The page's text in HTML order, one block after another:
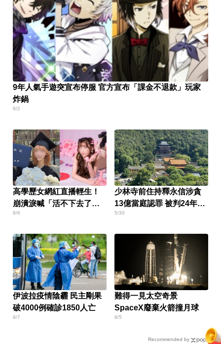
9年人氣手遊突宣布停服 官方宣布「課金不退款」玩家
炸鍋
8/2
高學歷女網紅直播輕生！
崩潰淚喊「活不下去了」
仍遭網暴
8/6
少林寺前住持釋永信涉貪
13億當庭認罪 被判24年放
棄上訴
5/30
伊波拉疫情陰霾 民主剛果
破4000例確診1850人亡
8/7
難得一見太空奇景
SpaceX廢棄火箭撞月球
8/5
Recommended by